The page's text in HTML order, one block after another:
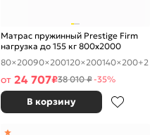
Матрас пружинный Prestige Firm
нагрузка до 155 кг 800x2000
80×20090×200120×200140×200+2
от 24 707₽38 010 ₽-35%
В корзину